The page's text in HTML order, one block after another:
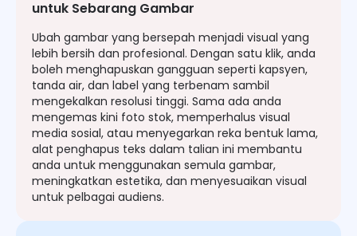
untuk Sebarang Gambar
Ubah gambar yang bersepah menjadi visual yang
lebih bersih dan profesional. Dengan satu klik, anda
boleh menghapuskan gangguan seperti kapsyen,
tanda air, dan label yang terbenam sambil
mengekalkan resolusi tinggi. Sama ada anda
mengemas kini foto stok, memperhalus visual
media sosial, atau menyegarkan reka bentuk lama,
alat penghapus teks dalam talian ini membantu
anda untuk menggunakan semula gambar,
meningkatkan estetika, dan menyesuaikan visual
untuk pelbagai audiens.